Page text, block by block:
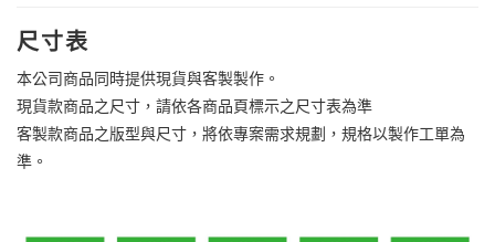
尺寸表
本公司商品同時提供現貨與客製製作。
現貨款商品之尺寸，請依各商品頁標示之尺寸表為準
客製款商品之版型與尺寸，將依專案需求規劃，規格以製作工單為
準。